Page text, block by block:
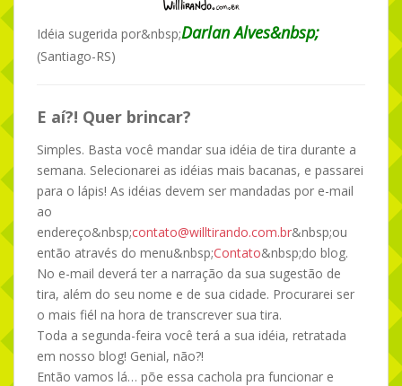
Idéia sugerida por&nbsp;Darlan Alves&nbsp;
(Santiago-RS)
E aí?! Quer brincar?
Simples. Basta você mandar sua idéia de tira durante a
semana. Selecionarei as idéias mais bacanas, e passarei
para o lápis! As idéias devem ser mandadas por e-mail
ao
endereço&nbsp;contato@willtirando.com.br&nbsp;ou
então através do menu&nbsp;Contato&nbsp;do blog.
No e-mail deverá ter a narração da sua sugestão de
tira, além do seu nome e de sua cidade. Procurarei ser
o mais fiél na hora de transcrever sua tira.
Toda a segunda-feira você terá a sua idéia, retratada
em nosso blog! Genial, não?!
Então vamos lá… põe essa cachola pra funcionar e